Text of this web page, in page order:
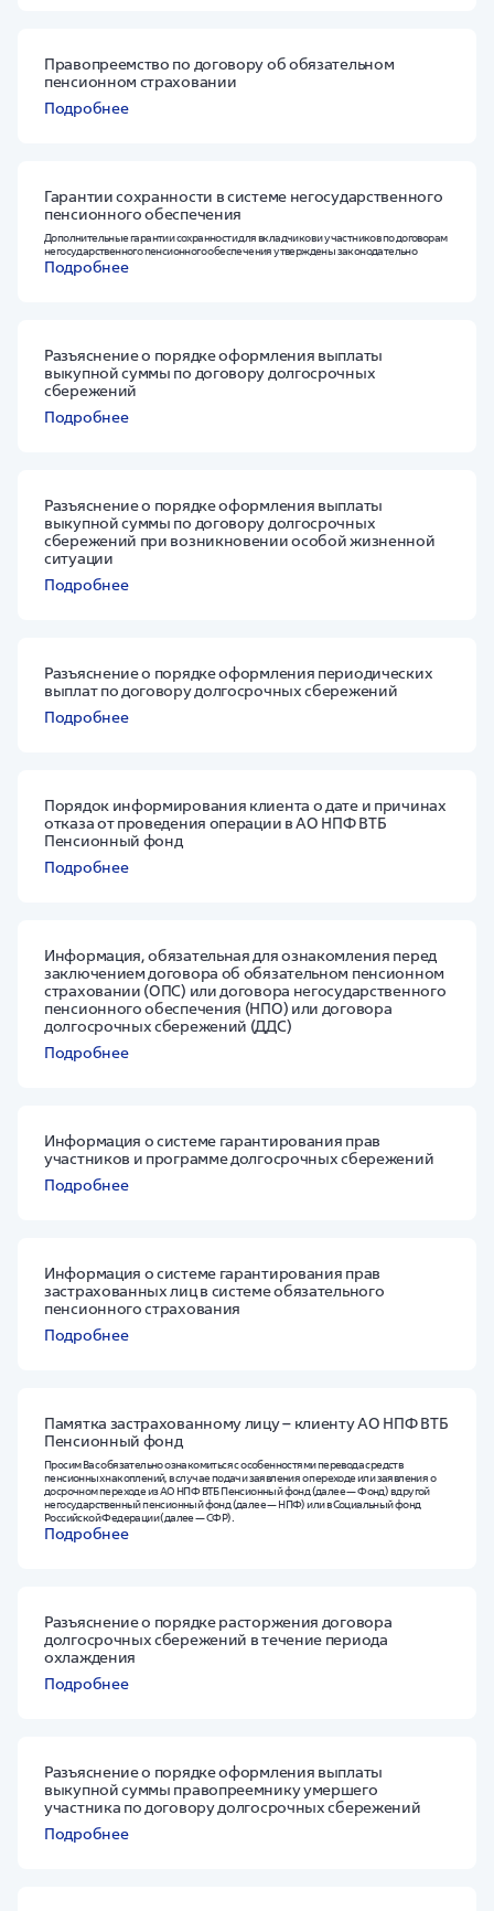
Правопреемство по договору об обязательном
пенсионном страховании
Подробнее
Гарантии сохранности в системе негосударственного
пенсионного обеспечения
Дополнительные гарантии сохранности для вкладчиков и участников по договорам
негосударственного пенсионного обеспечения утверждены законодательно
Подробнее
Разъяснение о порядке оформления выплаты
выкупной суммы по договору долгосрочных
сбережений
Подробнее
Разъяснение о порядке оформления выплаты
выкупной суммы по договору долгосрочных
сбережений при возникновении особой жизненной
ситуации
Подробнее
Разъяснение о порядке оформления периодических
выплат по договору долгосрочных сбережений
Подробнее
Порядок информирования клиента о дате и причинах
отказа от проведения операции в АО НПФ ВТБ
Пенсионный фонд
Подробнее
Информация, обязательная для ознакомления перед
заключением договора об обязательном пенсионном
страховании (ОПС) или договора негосударственного
пенсионного обеспечения (НПО) или договора
долгосрочных сбережений (ДДС)
Подробнее
Информация о системе гарантирования прав
участников и программе долгосрочных сбережений
Подробнее
Информация о системе гарантирования прав
застрахованных лиц в системе обязательного
пенсионного страхования
Подробнее
Памятка застрахованному лицу – клиенту АО НПФ ВТБ
Пенсионный фонд
Просим Вас обязательно ознакомиться с особенностями перевода средств
пенсионных накоплений, в случае подачи заявления о переходе или заявления о
досрочном переходе из АО НПФ ВТБ Пенсионный фонд (далее — Фонд) в другой
негосударственный пенсионный фонд (далее — НПФ) или в Социальный фонд
Российской Федерации (далее — СФР).
Подробнее
Разъяснение о порядке расторжения договора
долгосрочных сбережений в течение периода
охлаждения
Подробнее
Разъяснение о порядке оформления выплаты
выкупной суммы правопреемнику умершего
участника по договору долгосрочных сбережений
Подробнее